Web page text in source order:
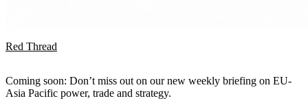
Red Thread
Coming soon: Don’t miss out on our new weekly briefing on EU-
Asia Pacific power, trade and strategy.